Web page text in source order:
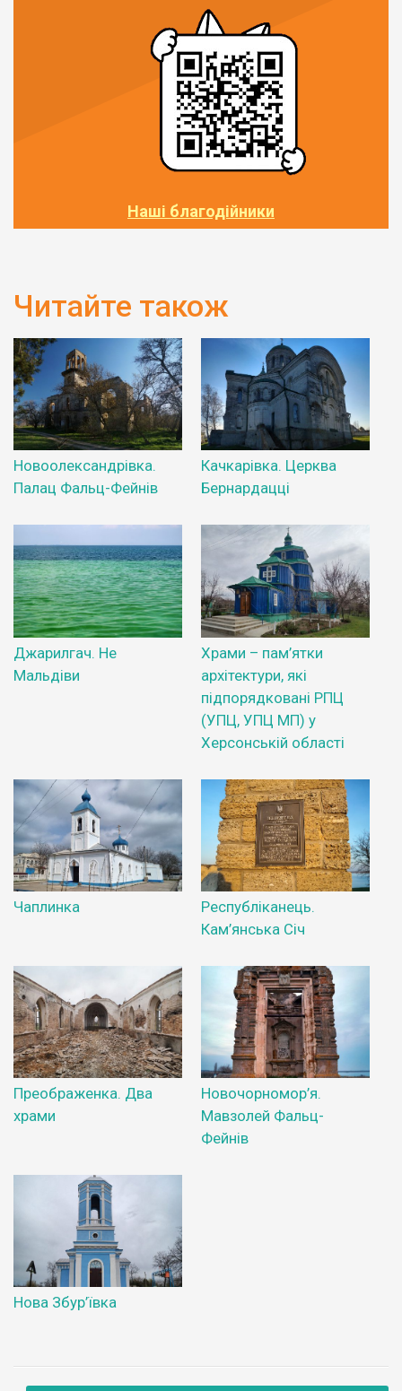
Наші благодійники
Читайте також
Новоолександрівка.
Палац Фальц-Фейнів
Качкарівка. Церква
Бернардацці
Джарилгач. Не
Мальдіви
Храми – пам’ятки
архітектури, які
підпорядковані РПЦ
(УПЦ, УПЦ МП) у
Херсонській області
Чаплинка
Республіканець.
Кам’янська Січ
Преображенка. Два
храми
Новочорномор’я.
Мавзолей Фальц-
Фейнів
Нова Збур’ївка